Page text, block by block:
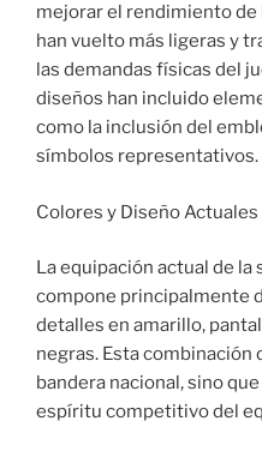
mejorar el rendimiento de
han vuelto más ligeras y
las demandas físicas del
diseños han incluido
como la inclusión del
símbolos representativos.
Colores y Diseño Actuales
La equipación actual de la
compone principalmente
detalles en amarillo,
negras. Esta combinación
bandera nacional, sino
espíritu competitivo del